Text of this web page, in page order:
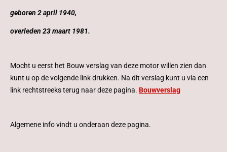
geboren 2 april 1940,
overleden 23 maart 1981.
Mocht u eerst het Bouw verslag van deze motor willen zien dan
kunt u op de volgende link drukken. Na dit verslag kunt u via een
link rechtstreeks terug naar deze pagina. Bouwverslag
Algemene info vindt u onderaan deze pagina.